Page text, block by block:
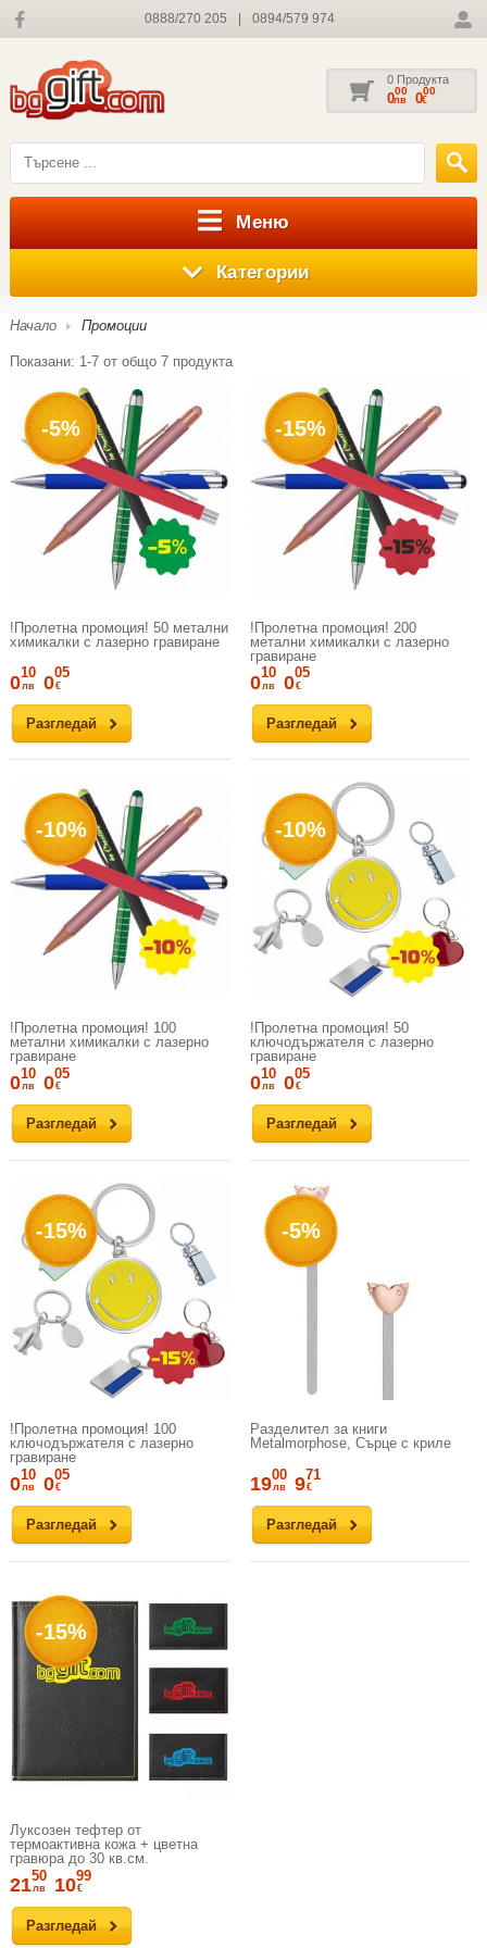
0888/270 205 0894/579 974
0 Продукта
000
лв 000
€
Меню
Категории
Начало Промоции
Показани: 1-7от общо 7продукта
-5%
!Пролетна промоция! 50 метални
химикалки с лазерно гравиране
Разгледай
010
лв 005
€
-15%
!Пролетна промоция! 200
метални химикалки с лазерно
гравиране
Разгледай
010
лв 005
€
-10%
!Пролетна промоция! 100
метални химикалки с лазерно
гравиране
Разгледай
010
лв 005
€
-10%
!Пролетна промоция! 50
ключодържателя с лазерно
гравиране
Разгледай
010
лв 005
€
-15%
!Пролетна промоция! 100
ключодържателя с лазерно
гравиране
Разгледай
010
лв 005
€
-5%
Разделител за книги
Metalmorphose, Сърце с криле
Разгледай
1900
лв 971
€
-15%
Луксозен тефтер от
термоактивна кожа + цветна
гравюра до 30 кв.см.
Разгледай
2150
лв 1099
€